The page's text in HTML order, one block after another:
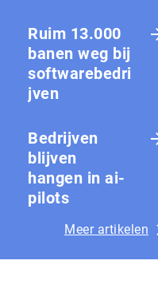
Ruim 13.000
banen weg bij
softwarebedri
jven
Bedrijven
blijven
hangen in ai-
pilots
Meer artikelen